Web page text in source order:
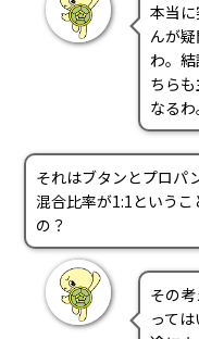
お問い合わせ
年間休刊日
本当
んが
わ。
ちら
なるわ
それはブタンとプロパ
混合比率が1:1というこ
の？
その
って